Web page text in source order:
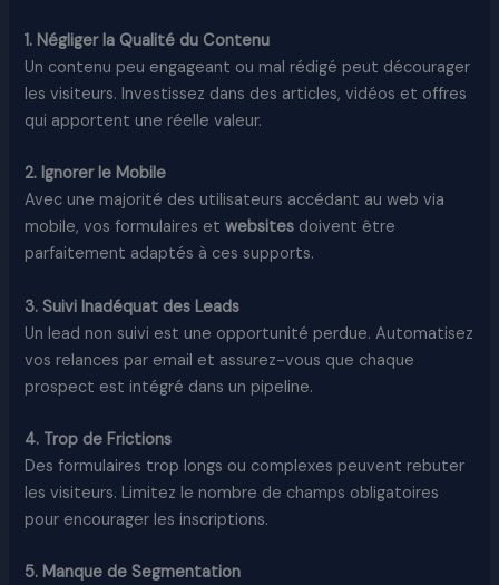
1. Négliger la Qualité du Contenu
Un contenu peu engageant ou mal rédigé peut décourager
les visiteurs. Investissez dans des articles, vidéos et offres
qui apportent une réelle valeur.
2. Ignorer le Mobile
Avec une majorité des utilisateurs accédant au web via
mobile, vos formulaires etwebsites doivent être
parfaitement adaptés à ces supports.
3. Suivi Inadéquat des Leads
Un lead non suivi est une opportunité perdue. Automatisez
vos relances par email et assurez-vous que chaque
prospect est intégré dans un pipeline.
4. Trop de Frictions
Des formulaires trop longs ou complexes peuvent rebuter
les visiteurs. Limitez le nombre de champs obligatoires
pour encourager les inscriptions.
5. Manque de Segmentation